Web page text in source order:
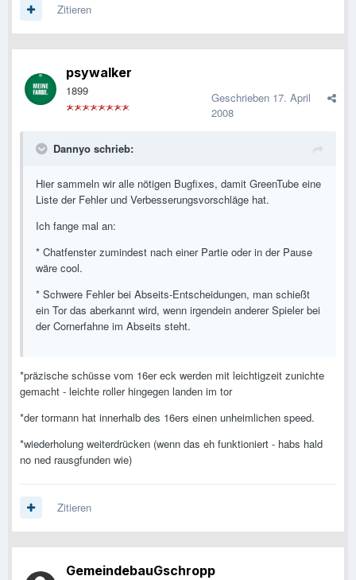
Zitieren
psywalker
1899 Geschrieben 17. April
2008
Dannyo schrieb:
Hier sammeln wir alle nötigen Bugfixes, damit GreenTube eine
Liste der Fehler und Verbesserungsvorschläge hat.
Ich fange mal an:
* Chatfenster zumindest nach einer Partie oder in der Pause
wäre cool.
* Schwere Fehler bei Abseits-Entscheidungen, man schießt
ein Tor das aberkannt wird, wenn irgendein anderer Spieler bei
der Cornerfahne im Abseits steht.
*präzische schüsse vom 16er eck werden mit leichtigzeit zunichte
gemacht - leichte roller hingegen landen im tor
*der tormann hat innerhalb des 16ers einen unheimlichen speed.
*wiederholung weiterdrücken (wenn das eh funktioniert - habs hald
no ned rausgfunden wie)
Zitieren
GemeindebauGschropp